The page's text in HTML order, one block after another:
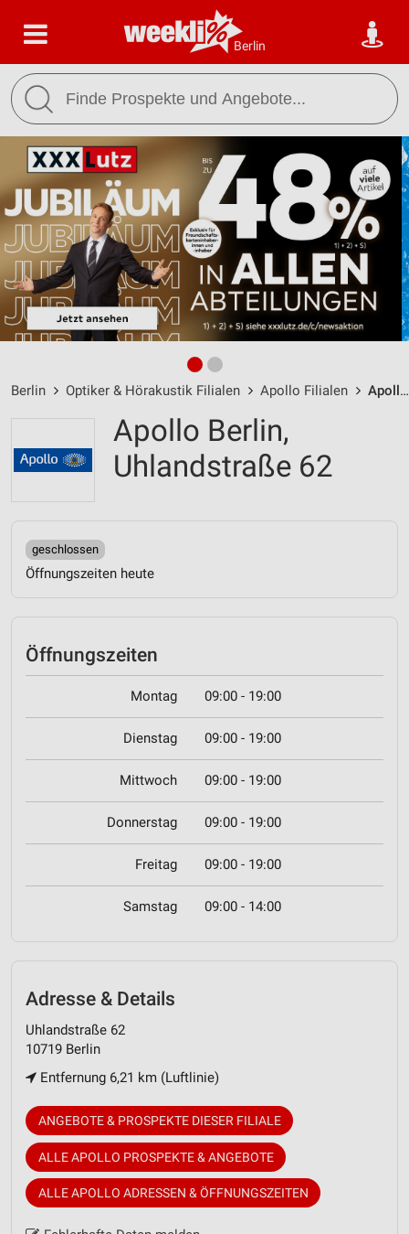
Berlin
Berlin Optiker & Hörakustik Filialen Apollo Filialen Apollo Berlin / Uhlandstraße 62 - Öffnungszeiten & Adresse
Apollo Berlin,
Uhlandstraße 62
geschlossen
Öffnungszeiten heute
Öffnungszeiten
Montag 09:00 - 19:00
Dienstag 09:00 - 19:00
Mittwoch 09:00 - 19:00
Donnerstag 09:00 - 19:00
Freitag 09:00 - 19:00
Samstag 09:00 - 14:00
Adresse & Details
Uhlandstraße 62
10719 Berlin
Entfernung 6,21 km (Luftlinie)
ANGEBOTE & PROSPEKTE DIESER FILIALE
ALLE APOLLO PROSPEKTE & ANGEBOTE
ALLE APOLLO ADRESSEN & ÖFFNUNGSZEITEN